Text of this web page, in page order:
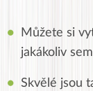
Můžete si
jakákoliv
Skvělé jsou